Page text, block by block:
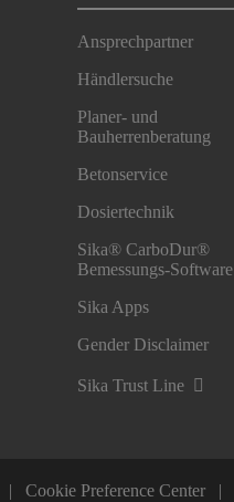
Ansprechpartner
Händlersuche
Planer- und
Bauherrenberatung
Betonservice
Dosiertechnik
Sika® CarboDur®
Bemessungs-Software
Sika Apps
Gender Disclaimer
Sika Trust Line
Cookie Preference Center